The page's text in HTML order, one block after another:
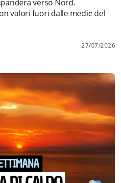
verso Nord.
valori fuori dalle medie del
27/07/2026